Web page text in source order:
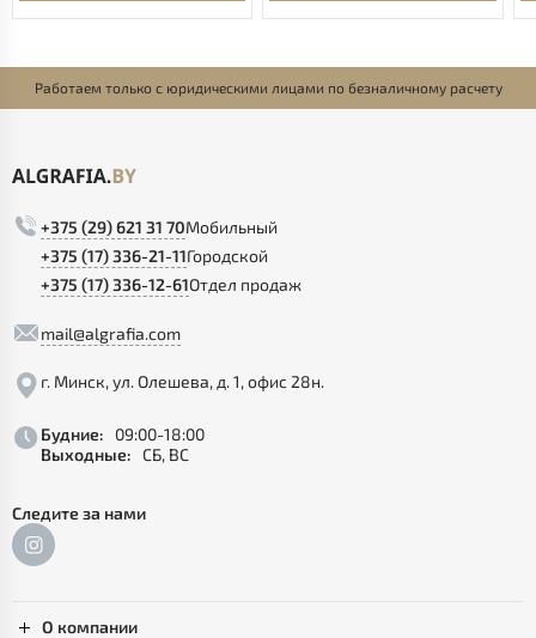
Работаем только с юридическими лицами по безналичному расчету
+375 (29) 621 31 70Мобильный
+375 (17) 336-21-11Городской
+375 (17) 336-12-61Отдел продаж
mail@algrafia.com
г. Минск, ул. Олешева, д. 1, офис 28н.
Будние:
09:00-18:00
Выходные: СБ, ВС
Следите за нами
О компании